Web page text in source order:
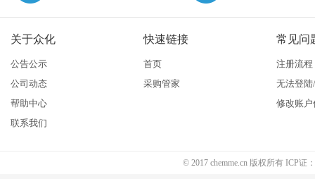
关于众化
公告公示
公司动态
帮助中心
联系我们
快速链接
首页
采购管家
常见问
注册流程
无法登
修改账户
© 2017 chemme.cn 版权所有 ICP证：